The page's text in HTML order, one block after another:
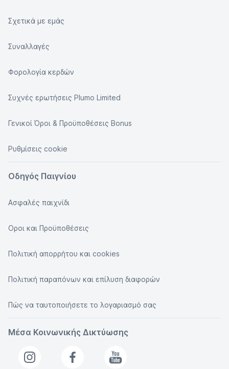
Σχετικά με εμάς
Συναλλαγές
Φορολογία κερδών
Συχνές ερωτήσεις Plumo Limited
Γενικοί Όροι & Προϋποθέσεις Bonus
Ρυθμίσεις cookie
Οδηγός Παιγνίου
Ασφαλές παιχνίδι
Οροι και Προϋποθέσεις
Πολιτική απορρήτου και cookies
Πολιτική παραπόνων και επίλυση διαφορών
Πώς να ταυτοποιήσετε το λογαριασμό σας
Μέσα Κοινωνικής Δικτύωσης